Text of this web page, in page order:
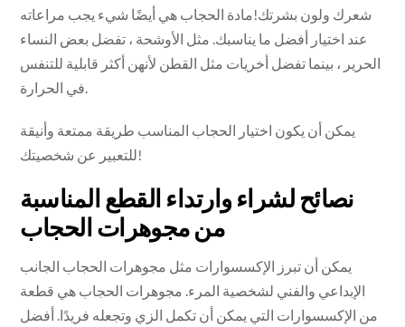
شعرك ولون بشرتك!مادة الحجاب هي أيضًا شيء يجب مراعاته
عند اختيار أفضل ما يناسبك. مثل الأوشحة ، تفضل بعض النساء
الحرير ، بينما تفضل أخريات مثل القطن لأنهن أكثر قابلية للتنفس
في الحرارة.
يمكن أن يكون اختيار الحجاب المناسب طريقة ممتعة وأنيقة
للتعبير عن شخصيتك!
نصائح لشراء وارتداء القطع المناسبة
من مجوهرات الحجاب
يمكن أن تبرز الإكسسوارات مثل مجوهرات الحجاب الجانب
الإبداعي والفني لشخصية المرء. مجوهرات الحجاب هي قطعة
من الإكسسوارات التي يمكن أن تكمل الزي وتجعله فريدًا. أفضل